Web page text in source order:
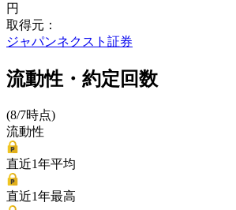
円
取得元：
ジャパンネクスト証券
流動性・約定回数
(8/7時点)
流動性
直近1年平均
直近1年最高